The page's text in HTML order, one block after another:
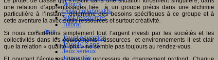
Mooc’s
Outils collaboratifs
Sites ressources
Tutorat
Jeux
Jeu et éducation
Jeux 4/12 ans
Jeux sérieux
Jeux vidéo
une relation d’apprentissages liée à un groupe précis dans une alchimie
particulière à l’instant, détermine des besoins spécifiques à ce groupe et à
cette aventure là avec outils ressources et surtout créativité.
Si nous considérons simplement tout l’argent investi par les sociétés et les
collectivités dans les équipements, ressources et environnements il est clair
que la relation « qualité -prix » ne semble pas toujours au rendez-vous.